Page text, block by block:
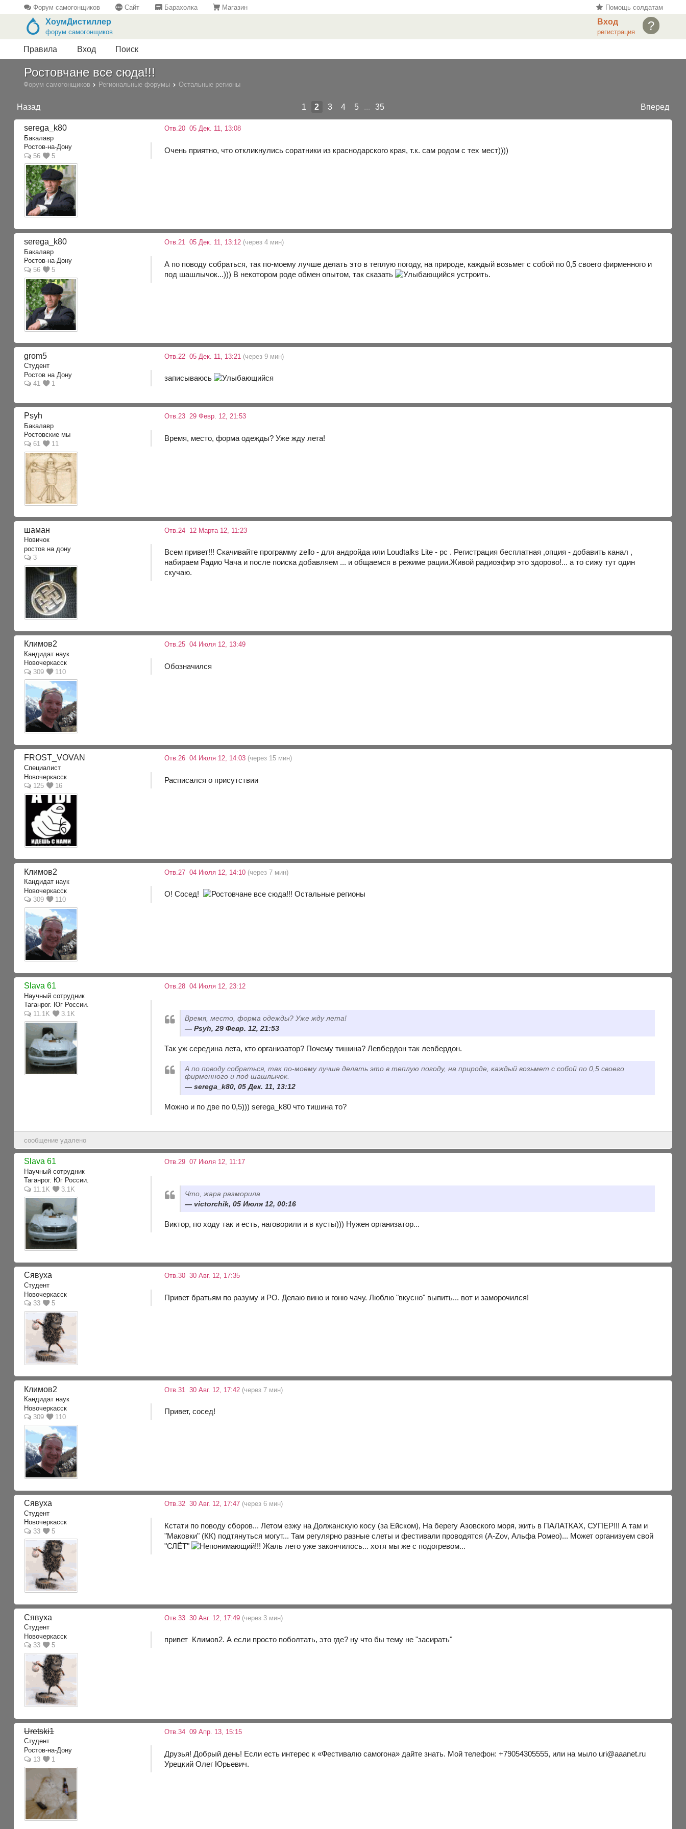
Форум самогонщиков Сайт Барахолка Магазин Помощь солдатам
?
Вход
регистрация
ХоумДистиллер
форум самогонщиков
Правила Вход Поиск
Ростовчане все сюда!!!
Форум самогонщиков Региональные форумы Остальные регионы
Назад Вперед
1 2 3 4 5 ... 35
serega_k80
Бакалавр
Ростов-на-Дону
56
5
Отв.20 05 Дек. 11, 13:08
Очень приятно, что откликнулись соратники из краснодарского края, т.к. сам родом с тех мест))))
serega_k80
Бакалавр
Ростов-на-Дону
56
5
Отв.21 05 Дек. 11, 13:12 (через 4 мин)
А по поводу собраться, так по-моему лучше делать это в теплую погоду, на природе, каждый возьмет с собой по 0,5 своего фирменного и
под шашлычок...))) В некотором роде обмен опытом, так сказать
устроить.
grom5
Студент
Ростов на Дону
41
1
Отв.22 05 Дек. 11, 13:21 (через 9 мин)
записываюсь
Psyh
Бакалавр
Ростовские мы
61
11
Отв.23 29 Февр. 12, 21:53
Время, место, форма одежды? Уже жду лета!
шаман
Новичок
ростов на дону
3
Отв.24 12 Марта 12, 11:23
Всем привет!!! Скачивайте программу zello - для андройда или Loudtalks Lite - рс . Регистрация бесплатная ,опция - добавить канал ,
набираем Радио Чача и после поиска добавляем ... и общаемся в режиме рации.Живой радиоэфир это здорово!... а то сижу тут один
скучаю.
Климов2
Кандидат наук
Новочеркасск
309
110
Отв.25 04 Июля 12, 13:49
Обозначился
FROST_VOVAN
Специалист
Новочеркасск
125
16
Отв.26 04 Июля 12, 14:03 (через 15 мин)
Расписался о присутствии
Климов2
Кандидат наук
Новочеркасск
309
110
Отв.27 04 Июля 12, 14:10 (через 7 мин)
О! Сосед!
Slava 61
Научный сотрудник
Таганрог. Юг России.
11.1K
3.1K
Отв.28 04 Июля 12, 23:12
Время, место, форма одежды? Уже жду лета!
Psyh, 29 Февр. 12, 21:53
Так уж середина лета, кто организатор? Почему тишина? Левбердон так левбердон.
А по поводу собраться, так по-моему лучше делать это в теплую погоду, на природе, каждый возьмет с собой по 0,5 своего
фирменного и под шашлычок.
serega_k80, 05 Дек. 11, 13:12
Можно и по две по 0,5))) serega_k80 что тишина то?
сообщение удалено
Slava 61
Научный сотрудник
Таганрог. Юг России.
11.1K
3.1K
Отв.29 07 Июля 12, 11:17
Что, жара разморила
victorchik, 05 Июля 12, 00:16
Виктор, по ходу так и есть, наговорили и в кусты))) Нужен организатор...
Сявуха
Студент
Новочеркасск
33
5
Отв.30 30 Авг. 12, 17:35
Привет братьям по разуму и РО. Делаю вино и гоню чачу. Люблю "вкусно" выпить... вот и заморочился!
Климов2
Кандидат наук
Новочеркасск
309
110
Отв.31 30 Авг. 12, 17:42 (через 7 мин)
Привет, сосед!
Сявуха
Студент
Новочеркасск
33
5
Отв.32 30 Авг. 12, 17:47 (через 6 мин)
Кстати по поводу сборов... Летом езжу на Должанскую косу (за Ейском), На берегу Азовского моря, жить в ПАЛАТКАХ, СУПЕР!!! А там и
"Маковки" (КК) подтянуться могут... Там регулярно разные слеты и фестивали проводятся (А-Zov, Альфа Ромео)... Может организуем свой
"СЛЁТ"
!!! Жаль лето уже закончилось... хотя мы же с подогревом...
Сявуха
Студент
Новочеркасск
33
5
Отв.33 30 Авг. 12, 17:49 (через 3 мин)
привет Климов2. А если просто поболтать, это где? ну что бы тему не "засирать"
Uretski1
Студент
Ростов-на-Дону
13
1
Отв.34 09 Апр. 13, 15:15
Друзья! Добрый день! Если есть интерес к «Фестивалю самогона» дайте знать. Мой телефон: +79054305555, или на мыло uri@aaanet.ru
Урецкий Олег Юрьевич.